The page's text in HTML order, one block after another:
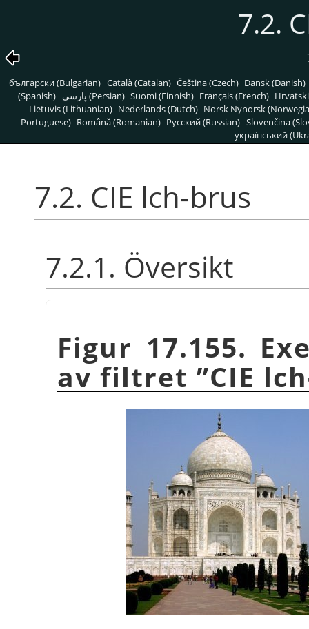
7.2.
български (Bulgarian) Català (Catalan) Čeština (Czech) Dansk (Danish)
(Spanish)
پارسی (Persian) Suomi (Finnish) Français (French)
Lietuvis (Lithuanian) Nederlands (Dutch) Norsk Nynorsk
Portuguese) Română (Romanian) Pусский (Russian) Slovenčina
український
7.2. CIE lch-brus
7.2.1. Översikt
Figur 17.155.
av filtret ”CIE